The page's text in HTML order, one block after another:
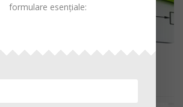
declararea cadourilor
formulare esențiale: